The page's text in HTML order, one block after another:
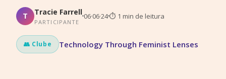
T Tracie Farrell
PARTICIPANTE
06·06·24⏱ 1 min de leitura
👥 Clube Technology Through Feminist Lenses